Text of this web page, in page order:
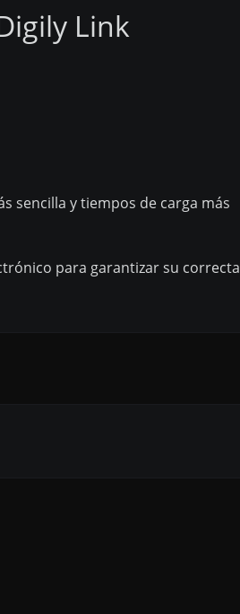
Link
sencilla y tiempos de carga más
para garantizar su correcta